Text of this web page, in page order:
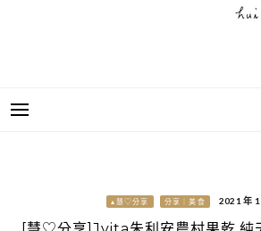
▴慧♡分享 分享｜美食 2021 年 1